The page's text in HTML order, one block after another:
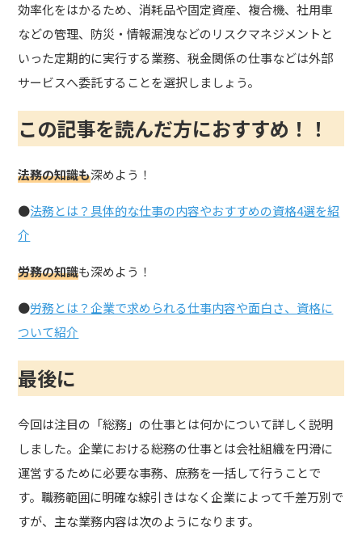
効率化をはかるため、消耗品や固定資産、複合機、社用車
などの管理、防災・情報漏洩などのリスクマネジメントと
いった定期的に実行する業務、税金関係の仕事などは外部
サービスへ委託することを選択しましょう。
この記事を読んだ方におすすめ！！
法務の知識も深めよう！
●法務とは？具体的な仕事の内容やおすすめの資格4選を紹
介
労務の知識も深めよう！
●労務とは？企業で求められる仕事内容や面白さ、資格に
ついて紹介
最後に
今回は注目の「総務」の仕事とは何かについて詳しく説明
しました。企業における総務の仕事とは会社組織を円滑に
運営するために必要な事務、庶務を一括して行うことで
す。職務範囲に明確な線引きはなく企業によって千差万別で
すが、主な業務内容は次のようになります。